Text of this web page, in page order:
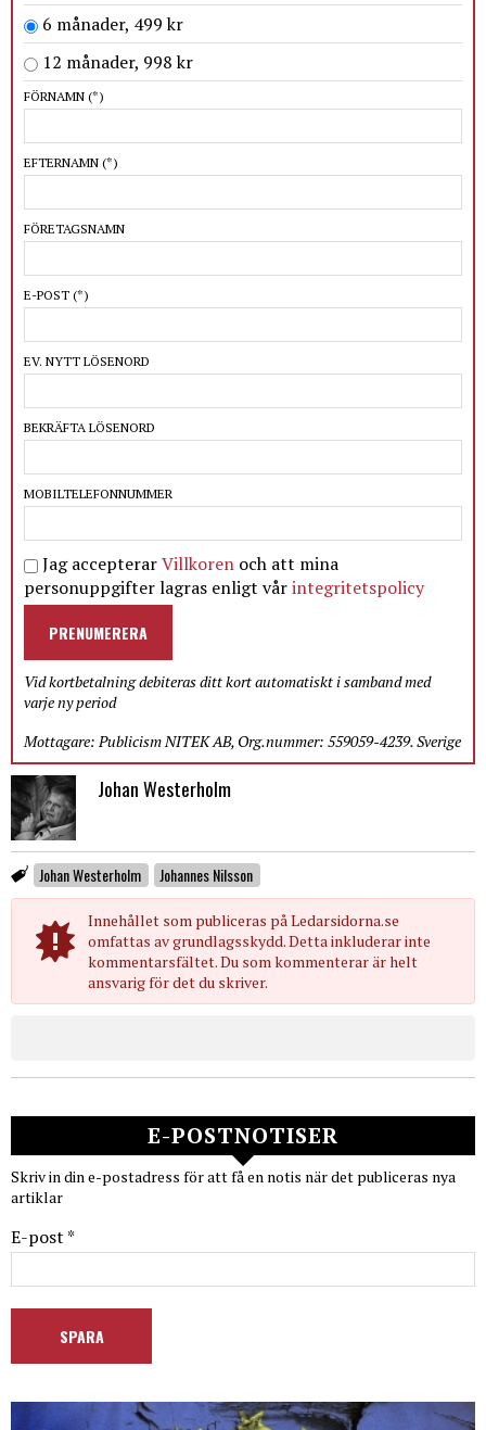
6 månader, 499 kr
12 månader, 998 kr
FÖRNAMN (*)
EFTERNAMN (*)
FÖRETAGSNAMN
E-POST (*)
EV. NYTT LÖSENORD
BEKRÄFTA LÖSENORD
MOBILTELEFONNUMMER
Jag accepterarVillkoren och att mina
personuppgifter lagras enligt vårintegritetspolicy
PRENUMERERA
Vid kortbetalning debiteras ditt kort automatiskt i samband med
varje ny period
Mottagare: Publicism NITEK AB, Org.nummer: 559059-4239. Sverige
Johan Westerholm
Johan Westerholm Johannes Nilsson
Innehållet som publiceras på Ledarsidorna.se
omfattas av grundlagsskydd. Detta inkluderar inte
kommentarsfältet. Du som kommenterar är helt
ansvarig för det du skriver.
E-POSTNOTISER
Skriv in din e-postadress för att få en notis när det publiceras nya
artiklar
E-post *